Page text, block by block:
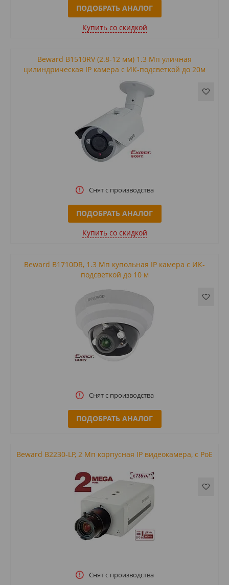
ПОДОБРАТЬ АНАЛОГ
Купить cо скидкой
Beward B1510RV (2.8-12 мм) 1.3 Мп уличная
цилиндрическая IP камера с ИК-подсветкой до 20м
Снят с производства
ПОДОБРАТЬ АНАЛОГ
Купить cо скидкой
Beward B1710DR, 1.3 Мп купольная IP камера с ИК-
подсветкой до 10 м
Снят с производства
ПОДОБРАТЬ АНАЛОГ
Beward B2230-LP, 2 Мп корпусная IP видеокамера, c PoE
Снят с производства